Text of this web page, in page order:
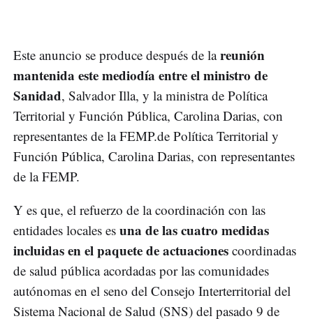
Este anuncio se produce después de lareunión
mantenida este mediodía entre el ministro de
Sanidad, Salvador Illa, y la ministra de Política
Territorial y Función Pública, Carolina Darias, con
representantes de la FEMP.de Política Territorial y
Función Pública, Carolina Darias, con representantes
de la FEMP.
Y es que, el refuerzo de la coordinación con las
entidades locales es una de las cuatro medidas
incluidas en el paquete de actuaciones coordinadas
de salud pública acordadas por las comunidades
autónomas en el seno del Consejo Interterritorial del
Sistema Nacional de Salud (SNS) del pasado 9 de